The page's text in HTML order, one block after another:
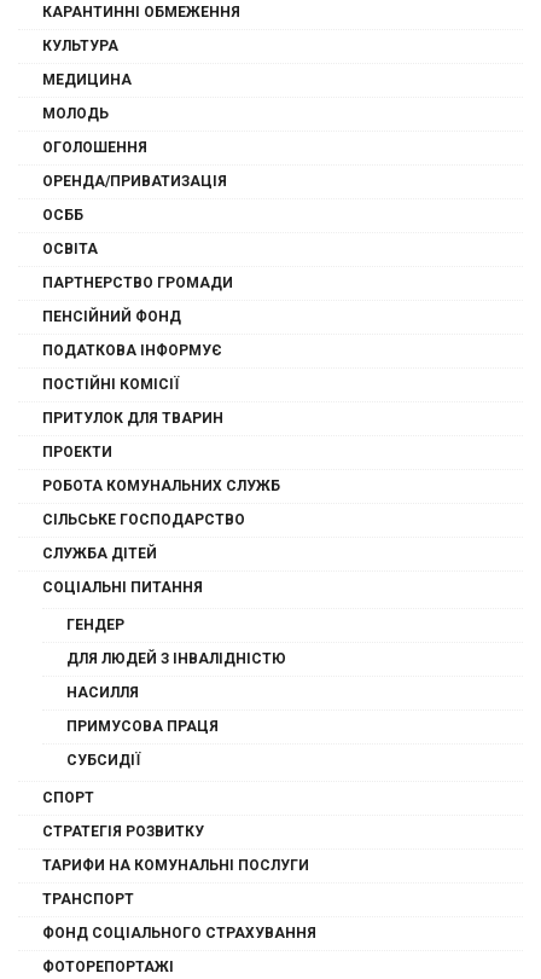
КАРАНТИННІ ОБМЕЖЕННЯ
КУЛЬТУРА
МЕДИЦИНА
МОЛОДЬ
ОГОЛОШЕННЯ
ОРЕНДА/ПРИВАТИЗАЦІЯ
ОСББ
ОСВІТА
ПАРТНЕРСТВО ГРОМАДИ
ПЕНСІЙНИЙ ФОНД
ПОДАТКОВА ІНФОРМУЄ
ПОСТІЙНІ КОМІСІЇ
ПРИТУЛОК ДЛЯ ТВАРИН
ПРОЕКТИ
РОБОТА КОМУНАЛЬНИХ СЛУЖБ
СІЛЬСЬКЕ ГОСПОДАРСТВО
СЛУЖБА ДІТЕЙ
СОЦІАЛЬНІ ПИТАННЯ
ГЕНДЕР
ДЛЯ ЛЮДЕЙ З ІНВАЛІДНІСТЮ
НАСИЛЛЯ
ПРИМУСОВА ПРАЦЯ
СУБСИДІЇ
СПОРТ
СТРАТЕГІЯ РОЗВИТКУ
ТАРИФИ НА КОМУНАЛЬНІ ПОСЛУГИ
ТРАНСПОРТ
ФОНД СОЦІАЛЬНОГО СТРАХУВАННЯ
ФОТОРЕПОРТАЖІ